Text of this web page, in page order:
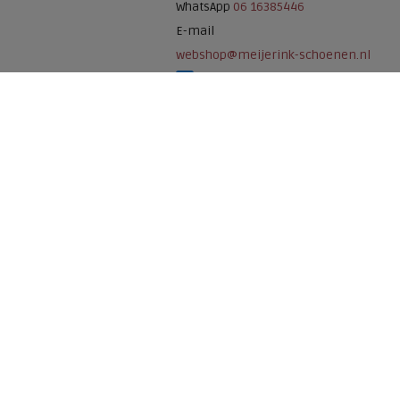
WhatsApp 06 16385446
E-mail
webshop@meijerink-schoenen.nl